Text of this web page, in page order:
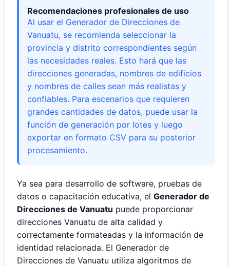
Recomendaciones profesionales de uso
Al usar el Generador de Direcciones de
Vanuatu, se recomienda seleccionar la
provincia y distrito correspondientes según
las necesidades reales. Esto hará que las
direcciones generadas, nombres de edificios
y nombres de calles sean más realistas y
confiables. Para escenarios que requieren
grandes cantidades de datos, puede usar la
función de generación por lotes y luego
exportar en formato CSV para su posterior
procesamiento.
Ya sea para desarrollo de software, pruebas de
datos o capacitación educativa, el Generador de
Direcciones de Vanuatu puede proporcionar
direcciones Vanuatu de alta calidad y
correctamente formateadas y la información de
identidad relacionada. El Generador de
Direcciones de Vanuatu utiliza algoritmos de